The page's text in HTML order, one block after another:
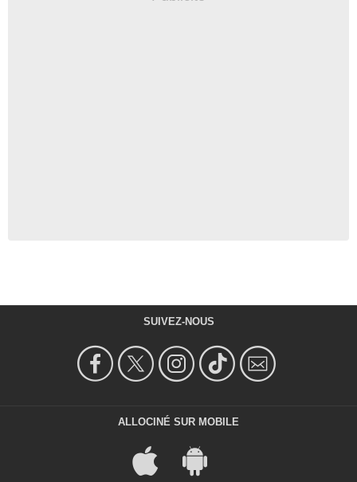
SUIVEZ-NOUS
ALLOCINÉ SUR MOBILE